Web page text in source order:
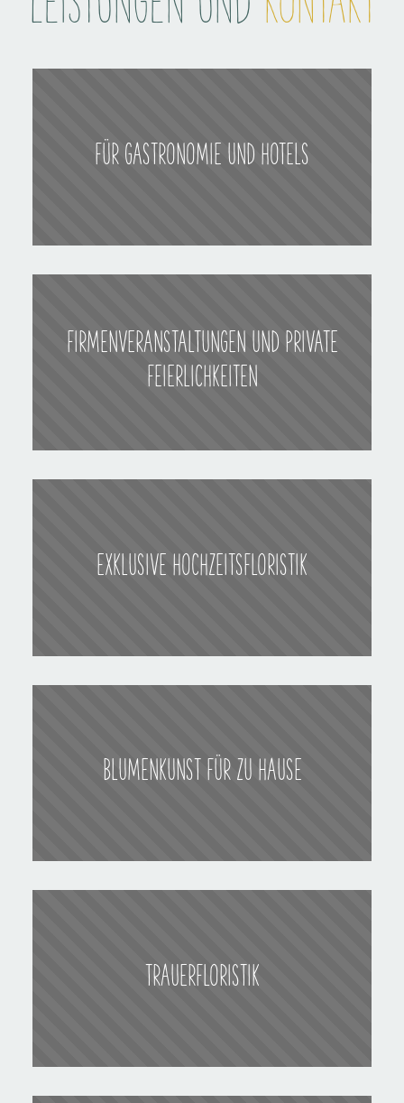
FÜR GASTRONOMIE UND HOTELS
FIRMENVERANSTALTUNGEN UND PRIVATE
FEIERLICHKEITEN
EXKLUSIVE HOCHZEITSFLORISTIK
BLUMENKUNST FÜR ZU HAUSE
TRAUERFLORISTIK